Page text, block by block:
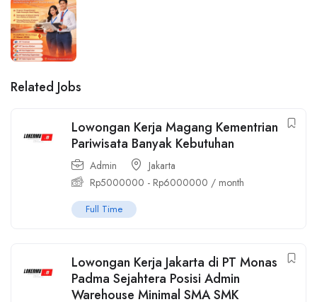
Related Jobs
Lowongan Kerja Magang Kementrian
Pariwisata Banyak Kebutuhan
Admin
Jakarta
Rp5000000 - Rp6000000 / month
Full Time
Lowongan Kerja Jakarta di PT Monas
Padma Sejahtera Posisi Admin
Warehouse Minimal SMA SMK